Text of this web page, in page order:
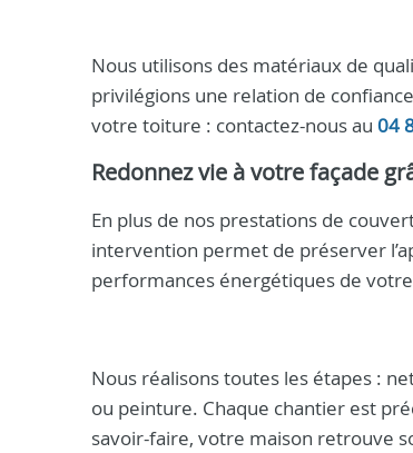
Nous utilisons des matériaux de
privilégions une relation de
votre toiture : contactez-nous au 04
Redonnez vie à votre façade
En plus de nos prestations de
intervention permet de préserver
performances énergétiques de
Nous réalisons toutes les étapes :
ou peinture. Chaque chantier est
savoir-faire, votre maison retrouve